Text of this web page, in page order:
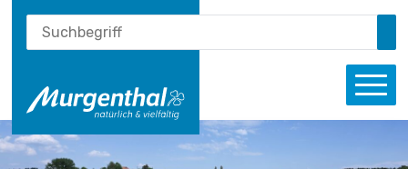
Navigieren in Murgenthal
Schnellnavigation
Suche
Suchbegriff